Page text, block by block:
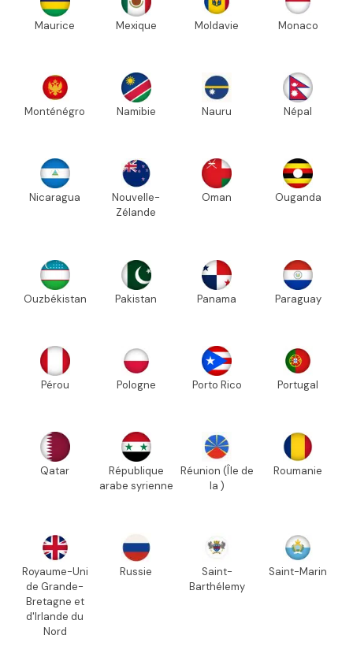
Maurice Mexique Moldavie Monaco
Monténégro Namibie Nauru Népal
Nicaragua
Nouvelle-
Zélande
Oman Ouganda
Ouzbékistan Pakistan Panama Paraguay
Pérou Pologne Porto Rico Portugal
Qatar
République
arabe syrienne
Réunion (Île de
la )
Roumanie
Royaume-Uni
de Grande-
Bretagne et
d'Irlande du
Nord
Russie
Saint-
Barthélemy
Saint-Marin